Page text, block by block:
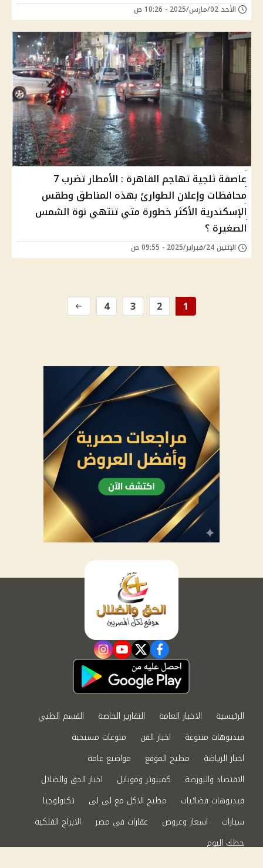
الأحد 02/مارس/2025 - 10:26 ص
عاصفة ثلجية تهاجم القاهرة : الأمطار تضرب 7
محافظات وإعلان الطوارئ بهذه المناطق وطقس
الإسكندرية الأكثر خطورة متي تنتهي نوة الشمس
الصغيرة ؟
الإثنين 24/فبراير/2025 - 09:55 ص
1
2
3
4
facebook
twitter
youtube
instagram
الرئيسية الاخبار العامة التقارير الخاصة
القسم الطبي
فيديوهات متنوعة
اخبار الفن
منوعات مسيحية
اخبار الرياضة
مطبخ الموقع
مواضيع عامة
الاقتصاد والبورصة
كمبيوتر وموبايل
اخبار الحق والضلال
فيديوهات فضائيات
مطبخ الاكل مع لى لى
تكنولوجيا
سيارات
اسعار وعروض عقارات في مصر
الابراج الفلكية
حظك اليوم